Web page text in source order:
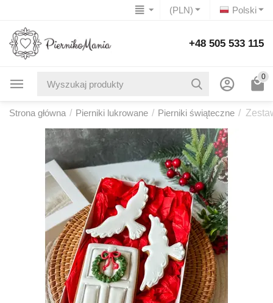
Polski
(PLN)
+48 505 533 115
0
Strona główna / Pierniki lukrowane / Pierniki świąteczne /